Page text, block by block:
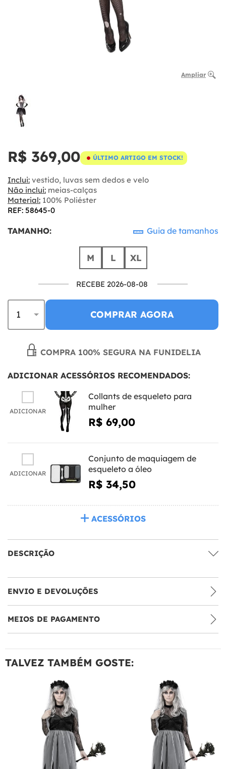
Ampliar
R$ 369,00 ÚLTIMO ARTIGO EM STOCK!
Inclui: vestido, luvas sem dedos e velo
Não inclui: meias-calças
Material: 100% Poliéster
REF: 58645-0
TAMANHO: Guia de tamanhos
M L XL
RECEBE 2026-08-08
COMPRAR AGORA
COMPRA 100% SEGURA NA FUNIDELIA
ADICIONAR ACESSÓRIOS RECOMENDADOS:
ADICIONAR
Collants de esqueleto para
mulher
R$ 69,00
ADICIONAR
Conjunto de maquiagem de
esqueleto a óleo
R$ 34,50
ACESSÓRIOS
DESCRIÇÃO
ENVIO E DEVOLUÇÕES
MEIOS DE PAGAMENTO
TALVEZ TAMBÉM GOSTE: